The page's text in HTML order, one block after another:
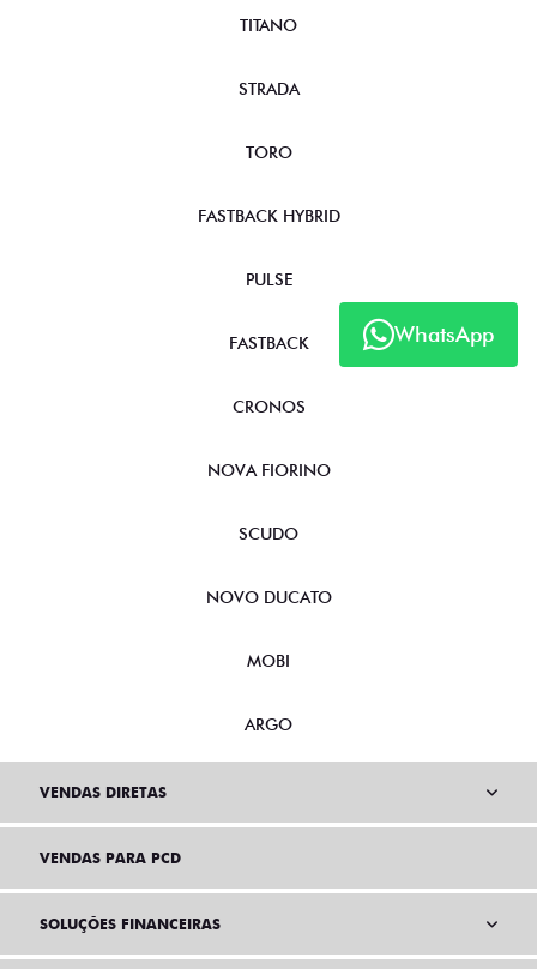
WhatsApp
TITANO
STRADA
TORO
FASTBACK HYBRID
PULSE
FASTBACK
CRONOS
NOVA FIORINO
SCUDO
NOVO DUCATO
MOBI
ARGO
VENDAS DIRETAS
VENDAS PARA PCD
SOLUÇÕES FINANCEIRAS